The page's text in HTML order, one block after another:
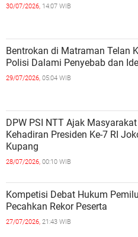
30/07/2026, 14:07 WIB
Bentrokan di Matraman Telan
Polisi Dalami Penyebab dan
29/07/2026, 05:04 WIB
DPW PSI NTT Ajak
Kehadiran Presiden Ke-7 RI
Kupang
28/07/2026, 00:10 WIB
Kompetisi Debat Hukum
Pecahkan Rekor Peserta
27/07/2026, 21:43 WIB